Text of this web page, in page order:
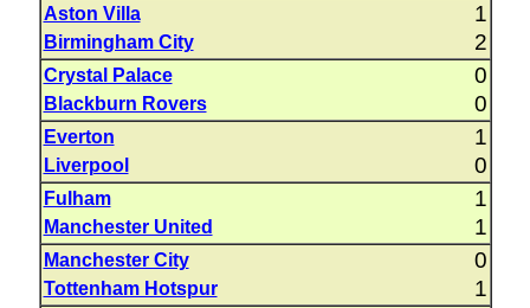
Aston Villa 1
Birmingham City 2
Crystal Palace 0
Blackburn Rovers 0
Everton 1
Liverpool 0
Fulham 1
Manchester United 1
Manchester City 0
Tottenham Hotspur 1